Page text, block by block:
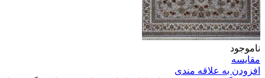
ناموجود
مقایسه
افزودن به علاقه مندی